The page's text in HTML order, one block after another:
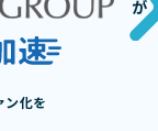
が
ン化を